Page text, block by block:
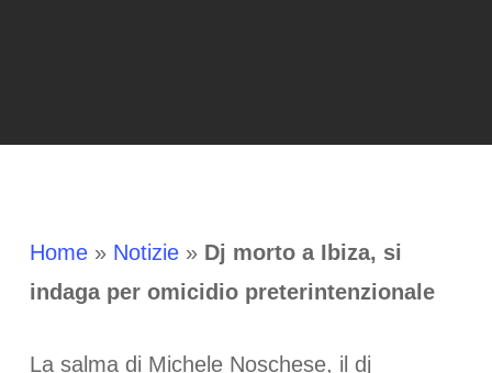
Home» Notizie» Dj morto a Ibiza, si
indaga per omicidio preterintenzionale
La salma di Michele Noschese, il dj